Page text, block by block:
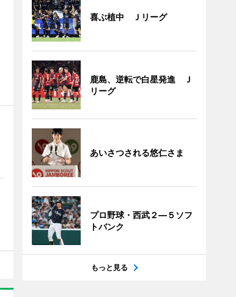
喜ぶ植中 Ｊリーグ
鹿島、逆転で白星発進 Ｊ
リーグ
あいさつされる悠仁さま
プロ野球・西武２―５ソフ
トバンク
もっと見る